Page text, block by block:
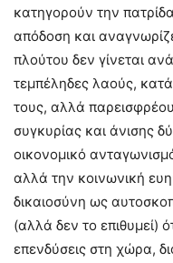
κατηγορούν την
απόδοση και
πλούτου δεν γίνεται
τεμπέληδες λαούς,
τους, αλλά
συγκυρίας και άνισης
οικονομικό
αλλά την κοινωνική
δικαιοσύνη ως
(αλλά δεν το επιθυμεί)
επενδύσεις στη χώρα,